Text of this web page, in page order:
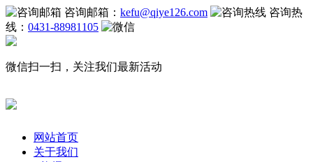
咨询邮箱： kefu@qiye126.com
咨询热
线： 0431-88981105
微信扫一扫，关注我们最新活动
网站首页
关于我们